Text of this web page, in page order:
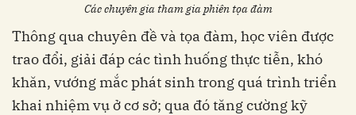
Các chuyên gia tham gia phiên tọa đàm
Thông qua chuyên đề và tọa đàm, học viên được
trao đổi, giải đáp các tình huống thực tiễn, khó
khăn, vướng mắc phát sinh trong quá trình triển
khai nhiệm vụ ở cơ sở; qua đó tăng cường kỹ